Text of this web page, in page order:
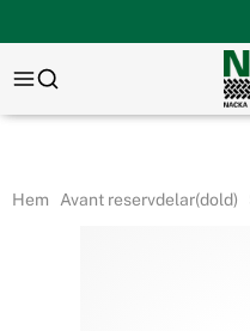
Hem Avant reservdelar(dold)